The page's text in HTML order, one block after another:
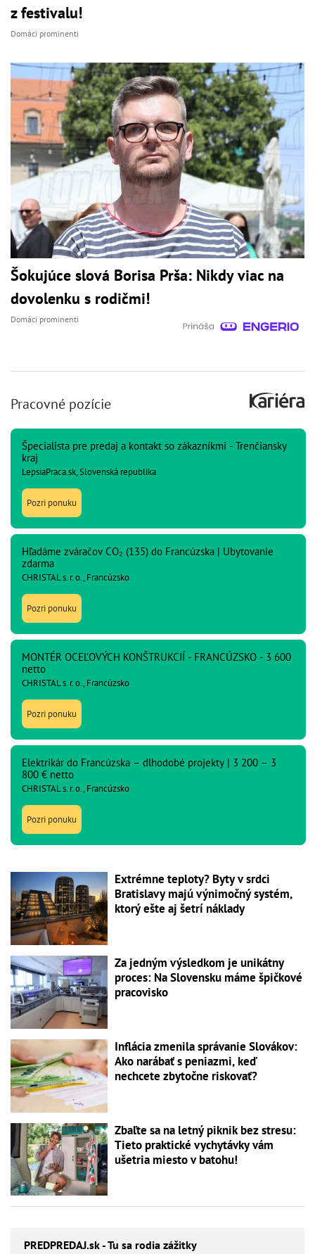
z festivalu!
Domáci prominenti
Šokujúce slová Borisa Prša: Nikdy viac na
dovolenku s rodičmi!
Domáci prominenti
Pracovné pozície
Špecialista pre predaj a kontakt so zákazníkmi - Trenčiansky
kraj
LepsiaPraca.sk, Slovenská republika
Pozri ponuku
Hľadáme zváračov CO₂ (135) do Francúzska | Ubytovanie
zdarma
CHRISTAL s. r. o., Francúzsko
Pozri ponuku
MONTÉR OCEĽOVÝCH KONŠTRUKCIÍ - FRANCÚZSKO - 3 600
netto
CHRISTAL s. r. o., Francúzsko
Pozri ponuku
Elektrikár do Francúzska – dlhodobé projekty | 3 200 – 3
800 € netto
CHRISTAL s. r. o., Francúzsko
Pozri ponuku
Extrémne teploty? Byty v srdci
Bratislavy majú výnimočný systém,
ktorý ešte aj šetrí náklady
Za jedným výsledkom je unikátny
proces: Na Slovensku máme špičkové
pracovisko
Inflácia zmenila správanie Slovákov:
Ako narábať s peniazmi, keď
nechcete zbytočne riskovať?
Zbaľte sa na letný piknik bez stresu:
Tieto praktické vychytávky vám
ušetria miesto v batohu!
PREDPREDAJ.sk - Tu sa rodia zážitky